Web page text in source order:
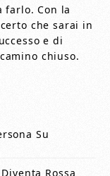
Con la
che sarai in
e di
chiuso.
Su
Rossa